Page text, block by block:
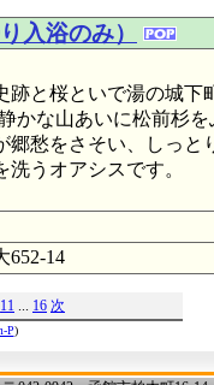
入浴のみ）
跡と桜といで湯の城下
かな山あいに松前杉
郷愁をさそい、しっと
うオアシスです。
652-14
11 ... 16 次
P)